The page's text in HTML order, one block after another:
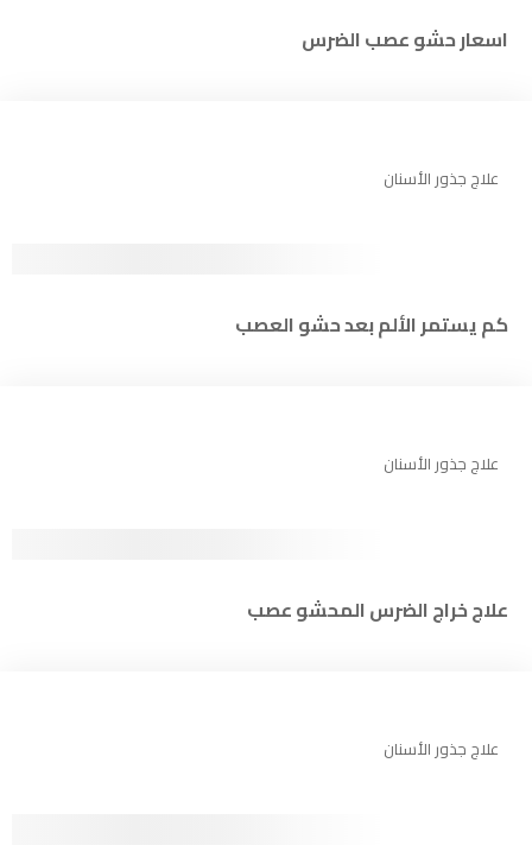
اسعار حشو عصب الضرس
علاج جذور الأسنان
كم يستمر الألم بعد حشو العصب
علاج جذور الأسنان
علاج خراج الضرس المحشو عصب
علاج جذور الأسنان